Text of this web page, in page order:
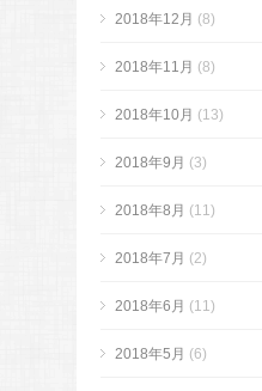
2018年12月 (8)
2018年11月 (8)
2018年10月 (13)
2018年9月 (3)
2018年8月 (11)
2018年7月 (2)
2018年6月 (11)
2018年5月 (6)